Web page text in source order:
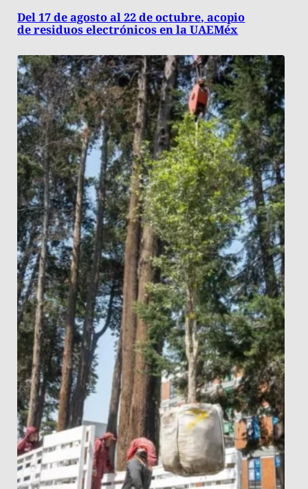
Del 17 de agosto al 22 de octubre, acopio
de residuos electrónicos en la UAEMéx